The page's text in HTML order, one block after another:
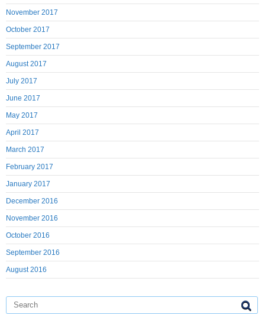
November 2017
October 2017
September 2017
August 2017
July 2017
June 2017
May 2017
April 2017
March 2017
February 2017
January 2017
December 2016
November 2016
October 2016
September 2016
August 2016